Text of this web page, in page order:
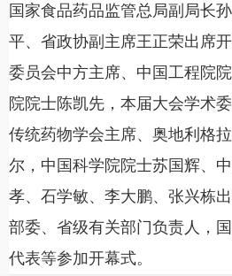
国家食品药品监管总局副局长
平、省政协副主席王正荣出席
委员会中方主席、中国工程院
院院士陈凯先，本届大会学术
传统药物学会主席、奥地利格
尔，中国科学院院士苏国辉、
孝、石学敏、李大鹏、张兴栋
部委、省级有关部门负责人，
代表等参加开幕式。